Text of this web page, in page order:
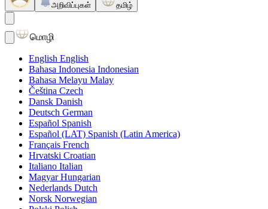
அறிவிப்புகள் தமிழ்
மொழி
English English
Bahasa Indonesia Indonesian
Bahasa Melayu Malay
Čeština Czech
Dansk Danish
Deutsch German
Español Spanish
Español (LAT) Spanish (Latin America)
Français French
Hrvatski Croatian
Italiano Italian
Magyar Hungarian
Nederlands Dutch
Norsk Norwegian